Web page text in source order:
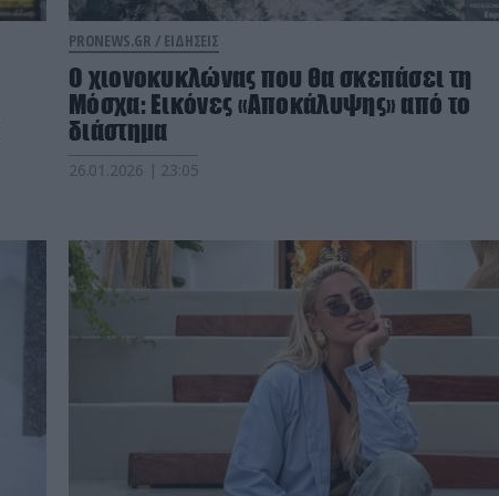
PRONEWS.GR / ΕΙΔΗΣΕΙΣ
Ο χιονοκυκλώνας που θα σκεπάσει τη
Μόσχα: Εικόνες «Αποκάλυψης» από το
διάστημα
26.01.2026 | 23:05